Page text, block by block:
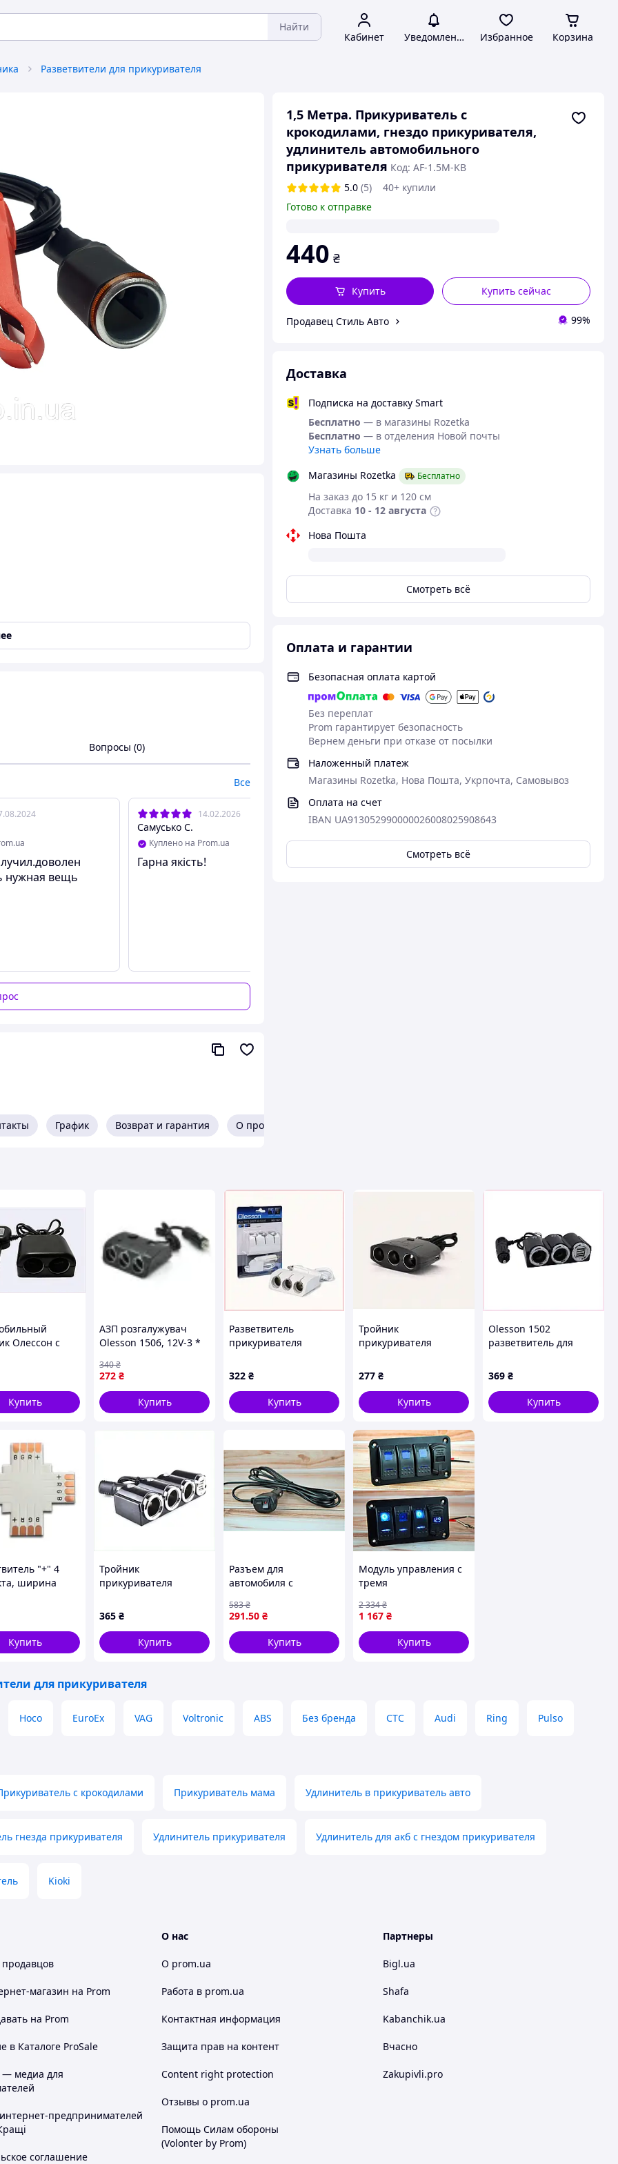
Найти
Кабинет Уведомления Избранное Корзина
Разветвители для прикуривателя
1,5 Метра. Прикуриватель с
крокодилами, гнездо прикуривателя,
удлинитель автомобильного
прикуривателя Код: AF-1.5M-KB
5.0 (5)
40+ купили
Готово к отправке
440 ₴
Купить сейчас
Купить
Продавец Стиль Авто 99%
Доставка
Подписка на доставку Smart
Бесплатно — в магазины Rozetka
Бесплатно — в отделения Новой почты
Узнать больше
Магазины Rozetka
Бесплатно
На заказ до 15 кг и 120 см
Доставка 10 - 12 августа
Нова Пошта
Смотреть всё
Оплата и гарантии
Безопасная оплата картой
Без переплат
Prom гарантирует безопасность
Вернем деньги при отказе от посылки
Наложенный платеж
Магазины Rozetka, Нова Пошта, Укрпочта, Самовывоз
Оплата на счет
IBAN UA913052990000026008025908643
Смотреть всё
серииAF-M-KB, отличается своим качеством, и
для перекачки топлива, автомобильного
с повышенной защитой.
защищает от самопроизвольного
Вопросы (0)
Все
нужная вещь
14.02.2026
Самусько С.
Куплено на Prom.ua
Гарна якість!
27.03.2026
Игорь Х.
Куплено на Prom.ua Куплено на
График Возврат и гарантия О продавце
Олессон с
K565T3968
Купить
АЗП розгалужувач
Olesson 1506, 12V-3 *
Bliste
272 ₴
340₴
Купить
Разветвитель
прикуривателя
63C0K6H303
322 ₴
Купить
Тройник
прикуривателя
шнуром 0.6м,
47X343AT43
277 ₴
Купить
Olesson 1502
разветвитель для
нескольких девайсов,
52615E3E2
369 ₴
Купить
"+" 4
ширина
Купить
Тройник
прикуривателя
мощностью 120W
77K52446E
365 ₴
Купить
Разъем для
автомобиля с
двумя кнопками,
удлинитель с тремя
проводами для
удобства
291.50 ₴
583₴
Купить
Модуль управления с
тремя
клавишами, двумя USB
выходами и
вольтметром 12.5см на
6.5см
1 167 ₴
2 334₴
Купить
для прикуривателя
Hoco EuroEx VAG Voltronic ABS Без бренда CTC Audi Ring Pulso
с крокодилами Прикуриватель мама Удлинитель в прикуриватель авто
гнезда прикуривателя Удлинитель прикуривателя Удлинитель для акб с гнездом прикуривателя
Kioki
магазин на Prom
на Prom
в Каталоге ProSale
— медиа для
предпринимателей
соглашение
О нас
О prom.ua
Работа в prom.ua
Контактная информация
Защита прав на контент
Content right protection
Отзывы о prom.ua
Помощь Силам обороны
(Volonter by Prom)
Партнеры
Bigl.ua
Shafa
Kabanchik.ua
Вчасно
Zakupivli.pro